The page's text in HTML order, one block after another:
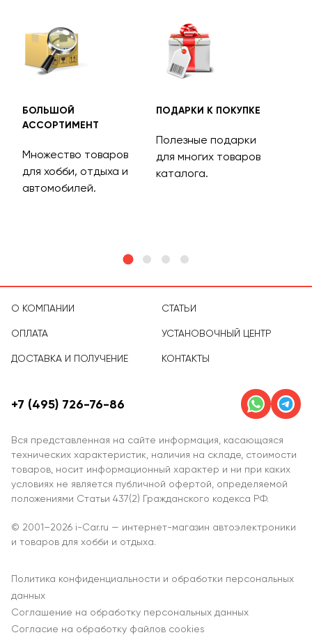
БОЛЬШОЙ
АССОРТИМЕНТ
Множество товаров
для хобби, отдыха и
автомобилей.
ПОДАРКИ К ПОКУПКЕ
Полезные подарки
для многих товаров
каталога.
О КОМПАНИИ
ОПЛАТА
ДОСТАВКА И ПОЛУЧЕНИЕ
СТАТЬИ
УСТАНОВОЧНЫЙ ЦЕНТР
КОНТАКТЫ
Вся представленная на сайте информация, касающаяся
технических характеристик, наличия на складе, стоимости
товаров, носит информационный характер и ни при каких
условиях не является публичной офертой, определяемой
положениями Статьи 437(2) Гражданского кодекса РФ.
+7 (495) 726-76-86
© 2001–2026 i-Car.ru — интернет-магазин автоэлектроники
и товаров для хобби и отдыха.
Политика конфиденциальности и обработки персональных
данных
Соглашение на обработку персональных данных
Согласие на обработку файлов cookies